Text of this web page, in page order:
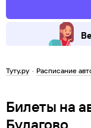
Туту.ру · Расписание
Билеты на